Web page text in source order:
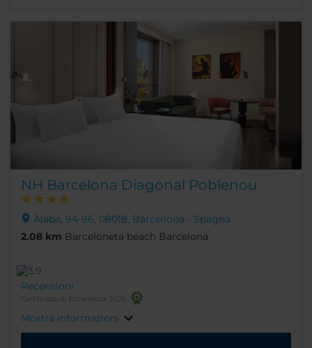
NH Barcelona Diagonal Poblenou
Àlaba, 94-96, 08018, Barcellona - Spagna
2.08 km Barceloneta beach Barcelona
Recensioni
Certificato di Eccellenza 2025
Mostra informazioni